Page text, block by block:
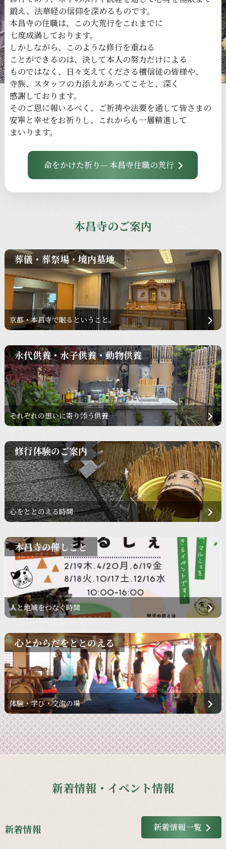
鍛え、 法華経の信仰を深める ものです。
本昌寺の住職は、 この大荒行をこれまでに
七度成満しております。
しかしながら、
このような修行を重ねる
ことができるのは、 決して本人の努力だけによる
ものではなく、
日々支えてくださる檀信徒の皆様や、
寺族、 スタッフの力添えがあってこそと、 深く
感謝しております。
そのご恩に報いるべく、 ご祈祷や法要を通して皆さまの
安寧と幸せをお祈りし、 これからも一層精進して
まいります。
命をかけた祈り— 本昌寺住職の荒行
本昌寺のご案内
葬儀・葬祭場・境内墓地
京都・本昌寺で眠るということ。
永代供養・水子供養・動物供養
それぞれの想いに寄り添う供養
修行体験のご案内
心をととのえる時間
本昌寺の催しごと
人と地域をつなぐ時間
心とからだをととのえる
体験・学び・交流の場
新着情報・イベント情報
新着情報 新着情報一覧